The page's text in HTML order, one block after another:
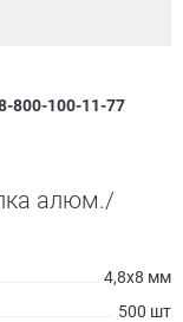
800-100-11-77
алюм./
4,8х8 мм
500 шт